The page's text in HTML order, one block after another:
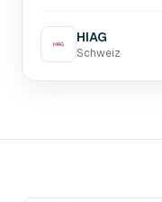
HIAG
Schweiz